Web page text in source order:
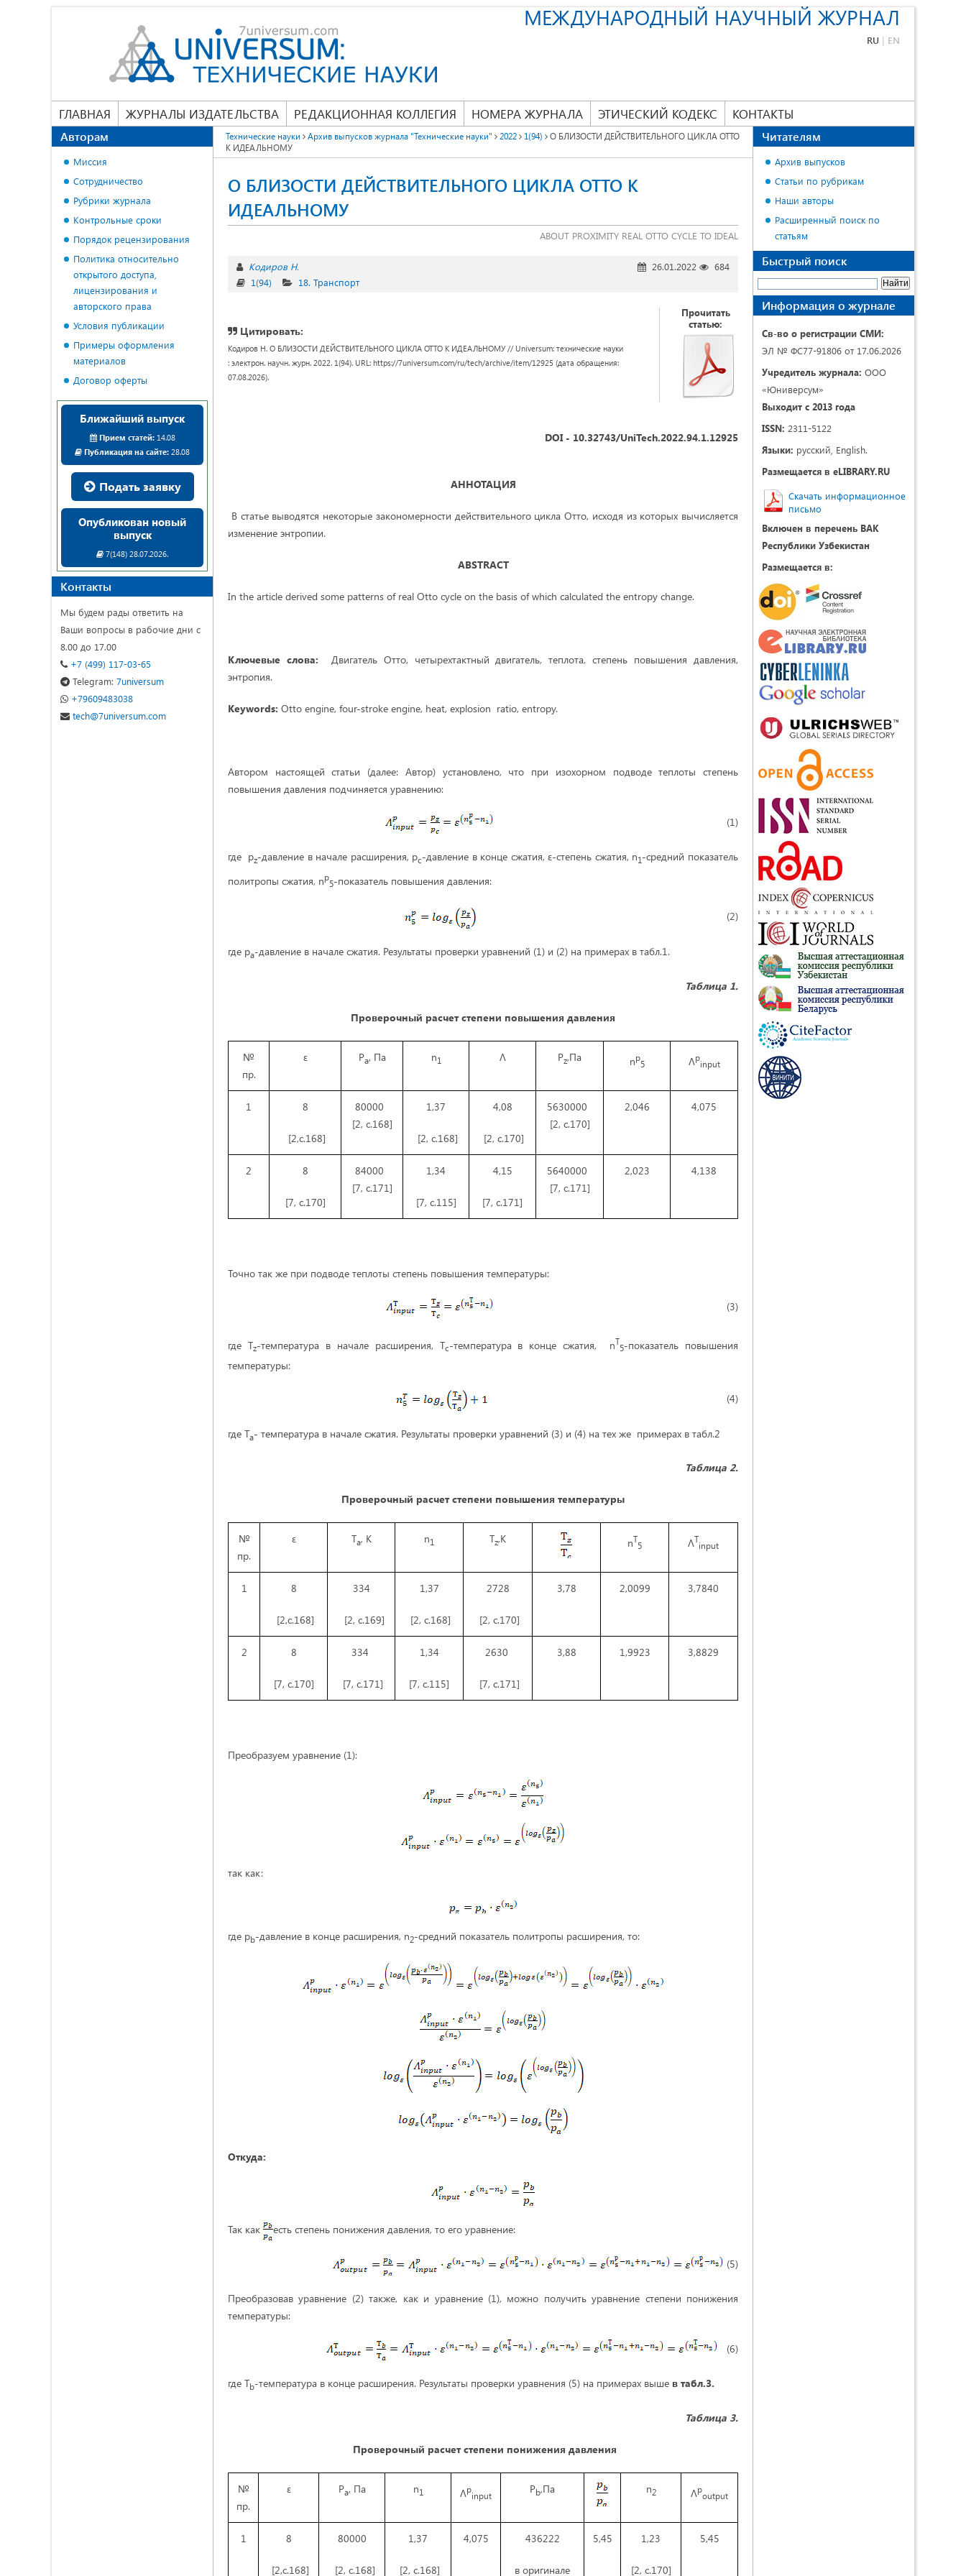
МЕЖДУНАРОДНЫЙ НАУЧНЫЙ ЖУРНАЛ
RU | EN
ГЛАВНАЯ ЖУРНАЛЫ ИЗДАТЕЛЬСТВА РЕДАКЦИОННАЯ КОЛЛЕГИЯ НОМЕРА ЖУРНАЛА ЭТИЧЕСКИЙ КОДЕКС КОНТАКТЫ
Технические науки Архив выпусков журнала "Технические науки" 2022 1(94)
О БЛИЗОСТИ ДЕЙСТВИТЕЛЬНОГО ЦИКЛА ОТТО
К ИДЕАЛЬНОМУ
О БЛИЗОСТИ ДЕЙСТВИТЕЛЬНОГО ЦИКЛА ОТТО К
ИДЕАЛЬНОМУ
ABOUT PROXIMITY REAL OTTO CYCLE TO IDEAL
Кодиров Н. 26.01.2022
684
1(94)
18. Транспорт
Цитировать:
Кодиров Н. О БЛИЗОСТИ ДЕЙСТВИТЕЛЬНОГО ЦИКЛА ОТТО К ИДЕАЛЬНОМУ // Universum: технические науки
: электрон. научн. журн. 2022. 1(94). URL: https://7universum.com/ru/tech/archive/item/12925 (дата обращения:
07.08.2026).
Прочитать
статью:
DOI - 10.32743/UniTech.2022.94.1.12925
АННОТАЦИЯ
В статье выводятся некоторые закономерности действительного цикла Отто, исходя из которых вычисляется
изменение энтропии.
ABSTRACT
In the article derived some patterns of real Otto cycle on the basis of which calculated the entropy change.
Ключевые слова:
Двигатель Отто, четырехтактный двигатель, теплота, степень повышения давления,
энтропия.
Keywords: Otto engine, four-stroke engine, heat, explosion ratio, entropy.
Автором настоящей статьи (далее: Автор) установлено, что при изохорном подводе теплоты степень
повышения давления подчиняется уравнению:
(1)
где pz-давление в начале расширения, рс-давление в конце сжатия, ε-степень сжатия, n1-средний показатель
политропы сжатия, np
5-показатель повышения давления:
(2)
где pa-давление в начале сжатия. Результаты проверки уравнений (1) и (2) на примерах в табл.1.
Таблица 1.
Проверочный расчет степени повышения давления
№
пр.
ε Pa, Па n1 Λ Pz,Па np
5 Λp
input
1 8
[2,с.168]
80000
[2, с.168]
1,37
[2, с.168]
4,08
[2, с.170]
5630000
[2, с.170]
2,046 4,075
2 8
[7, с.170]
84000
[7, с.171]
1,34
[7, с.115]
4,15
[7, с.171]
5640000
[7, с.171]
2,023 4,138
Точно так же при подводе теплоты степень повышения температуры:
(3)
где Тz-температура в начале расширения, Тс-температура в конце сжатия, nТ
5-показатель повышения
температуры:
(4)
где Тa- температура в начале сжатия. Результаты проверки уравнений (3) и (4) на тех же примерах в табл.2
Таблица 2.
Проверочный расчет степени повышения температуры
№
пр.
ε Та, К n1 Тz,К nT
5 ΛT
input
1 8
[2,с.168]
334
[2, с.169]
1,37
[2, с.168]
2728
[2, с.170]
3,78 2,0099 3,7840
2 8
[7, с.170]
334
[7, с.171]
1,34
[7, с.115]
2630
[7, с.171]
3,88 1,9923 3,8829
Преобразуем уравнение (1):
так как:
где pb-давление в конце расширения, n2-средний показатель политропы расширения, то:
Откуда:
Так как есть степень понижения давления, то его уравнение:
(5)
Преобразовав уравнение (2) также, как и уравнение (1), можно получить уравнение степени понижения
температуры:
(6)
где Тb-температура в конце расширения. Результаты проверки уравнения (5) на примерах выше в табл.3.
Таблица 3.
Проверочный расчет степени понижения давления
№
пр.
ε Pa, Па n1 Λp
input
Pb,Па n2 Λp
output
1 8
[2,с.168]
80000
[2, с.168]
1,37
[2, с.168]
4,075 436222
в оригинале
5,45 1,23
[2, с.170]
5,45
Авторам
Миссия
Сотрудничество
Рубрики журнала
Контрольные сроки
Порядок рецензирования
Политика относительно
открытого доступа,
лицензирования и
авторского права
Условия публикации
Примеры оформления
материалов
Договор оферты
Ближайший выпуск
Прием статей:14.08
Публикация на сайте: 28.08
Подать заявку
Опубликован новый
выпуск
7(148) 28.07.2026.
Контакты
Мы будем рады ответить на
Ваши вопросы в рабочие дни с
8.00 до 17.00
+7 (499) 117-03-65
Telegram: 7universum
+79609483038
tech@7universum.com
Читателям
Архив выпусков
Статьи по рубрикам
Наши авторы
Расширенный поиск по
статьям
Быстрый поиск
Информация о журнале
Св-во о регистрации СМИ:
ЭЛ № ФС77-91806 от 17.06.2026
Учредитель журнала: ООО
«Юниверсум»
Выходит с 2013 года
ISSN: 2311-5122
Языки: русский, English.
Размещается в eLIBRARY.RU
Скачать информационное
письмо
Включен в перечень ВАК
Республики Узбекистан
Размещается в: